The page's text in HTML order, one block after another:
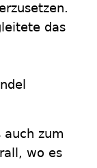
das
auch zum
wo es